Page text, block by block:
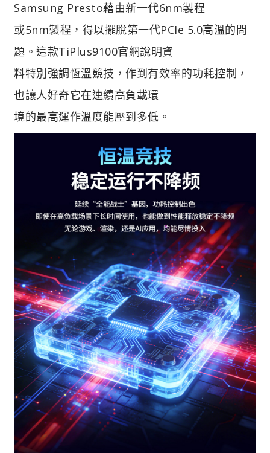
Samsung Presto藉由新一代6nm製程
或5nm製程，得以擺脫第一代PCIe 5.0高溫的問
題。這款TiPlus9100官網說明資
料特別強調恆溫競技，作到有效率的功耗控制，
也讓人好奇它在連續高負載環
境的最高運作溫度能壓到多低。